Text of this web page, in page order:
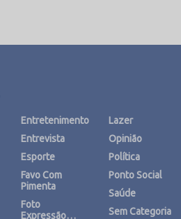
Entretenimento
Entrevista
Esporte
Favo Com
Pimenta
Foto
Expressão…
Lazer
Opinião
Política
Ponto Social
Saúde
Sem Categoria